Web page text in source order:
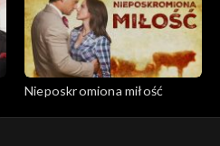
Nieposkromiona miłość